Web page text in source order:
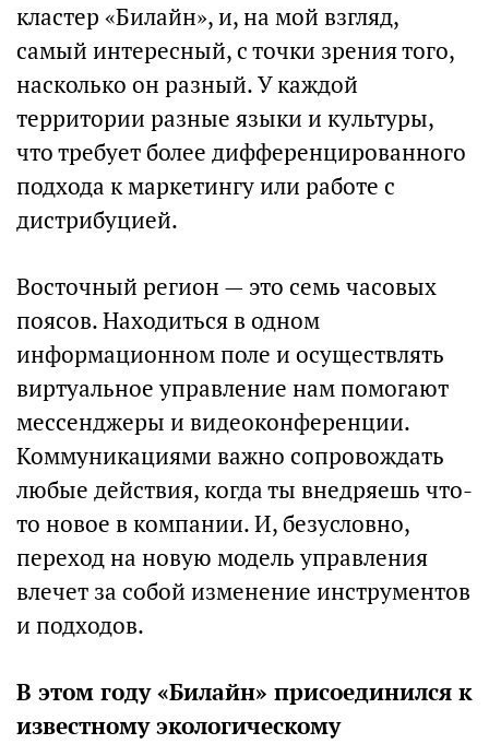
кластер «Билайн», и, на мой взгляд,
самый интересный, с точки зрения того,
насколько он разный. У каждой
территории разные языки и культуры,
что требует более дифференцированного
подхода к маркетингу или работе с
дистрибуцией.
Восточный регион — это семь часовых
поясов. Находиться в одном
информационном поле и осуществлять
виртуальное управление нам помогают
мессенджеры и видеоконференции.
Коммуникациями важно сопровождать
любые действия, когда ты внедряешь что-
то новое в компании. И, безусловно,
переход на новую модель управления
влечет за собой изменение инструментов
и подходов.
В этом году «Билайн» присоединился к
известному экологическому